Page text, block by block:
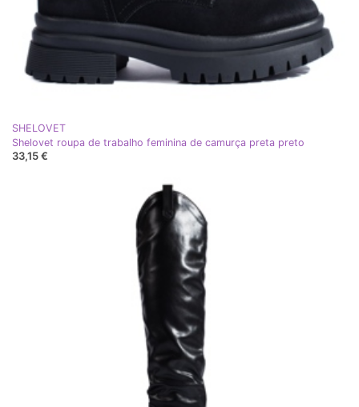
SHELOVET
Shelovet roupa de trabalho feminina de camurça preta preto
33,15 €